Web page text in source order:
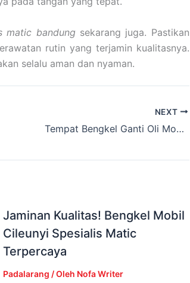
matic bandung sekarang juga. Pastikan
rutin yang terjamin kualitasnya.
selalu aman dan nyaman.
NEXT
Tempat Bengkel Ganti Oli Mobil Bandung Spesialis Matic Yang Dipercaya Pelanggan
Jaminan Kualitas! Bengkel Mobil
Cileunyi Spesialis Matic
Terpercaya
Padalarang / Oleh Nofa Writer